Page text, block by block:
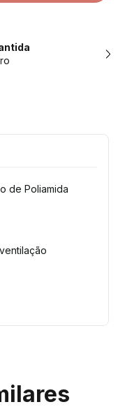
de Poliamida